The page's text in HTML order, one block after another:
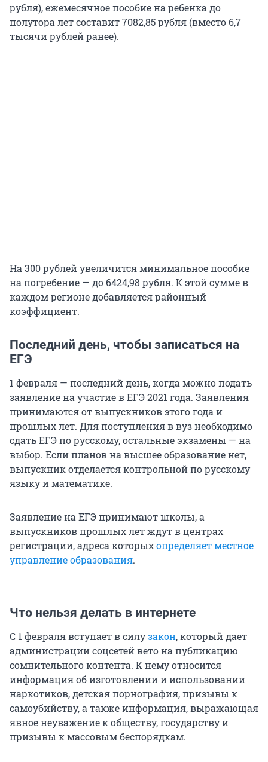
рубля), ежемесячное пособие на ребенка до
полутора лет составит 7082,85 рубля (вместо 6,7
тысячи рублей ранее).
На 300 рублей увеличится минимальное пособие
на погребение — до 6424,98 рубля. К этой сумме в
каждом регионе добавляется районный
коэффициент.
Последний день, чтобы записаться на
ЕГЭ
1 февраля — последний день, когда можно подать
заявление на участие в ЕГЭ 2021 года. Заявления
принимаются от выпускников этого года и
прошлых лет. Для поступления в вуз необходимо
сдать ЕГЭ по русскому, остальные экзамены — на
выбор. Если планов на высшее образование нет,
выпускник отделается контрольной по русскому
языку и математике.
Заявление на ЕГЭ принимают школы, а
выпускников прошлых лет ждут в центрах
регистрации, адреса которыхопределяет местное
управление образования.
Что нельзя делать в интернете
С 1 февраля вступает в силузакон, который дает
администрации соцсетей вето на публикацию
сомнительного контента. К нему относится
информация об изготовлении и использовании
наркотиков, детская порнография, призывы к
самоубийству, а также информация, выражающая
явное неуважение к обществу, государству и
призывы к массовым беспорядкам.